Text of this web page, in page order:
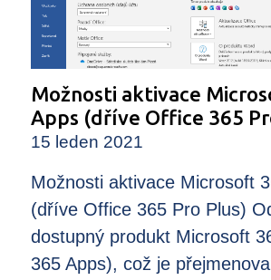
Možnosti aktivace
Apps (dříve Office 365
15 leden 2021
Možnosti aktivace Microsoft
(dříve Office 365 Pro Plus)
dostupný produkt Microsoft
365 Apps), což je